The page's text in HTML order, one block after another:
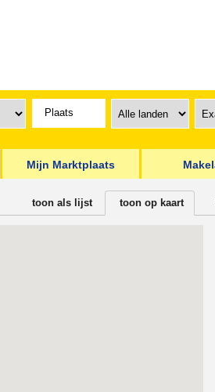
Mijn Marktplaats
toon als lijst toon op kaart